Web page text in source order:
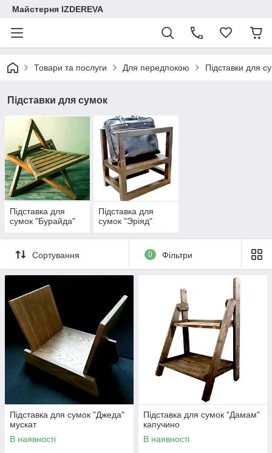
Майстерня IZDEREVA
Товари та послуги Для передпокою Підставки для
Підставки для сумок
Підставка для
сумок "Бурайда"
Підставка для
сумок "Эріяд"
Сортування 0 Фільтри
Підставка для сумок "Джеда"
мускат
В наявності
Підставка для сумок "Дамам"
капучино
В наявності